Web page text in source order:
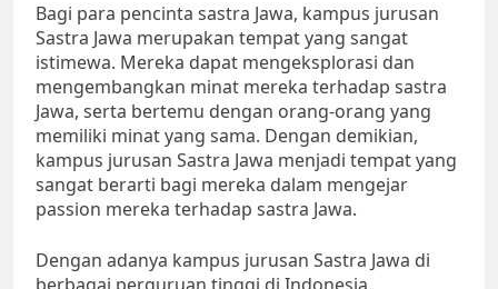
Bagi para pencinta sastra Jawa, kampus jurusan
Sastra Jawa merupakan tempat yang sangat
istimewa. Mereka dapat mengeksplorasi dan
mengembangkan minat mereka terhadap sastra
Jawa, serta bertemu dengan orang-orang yang
memiliki minat yang sama. Dengan demikian,
kampus jurusan Sastra Jawa menjadi tempat yang
sangat berarti bagi mereka dalam mengejar
passion mereka terhadap sastra Jawa.
Dengan adanya kampus jurusan Sastra Jawa di